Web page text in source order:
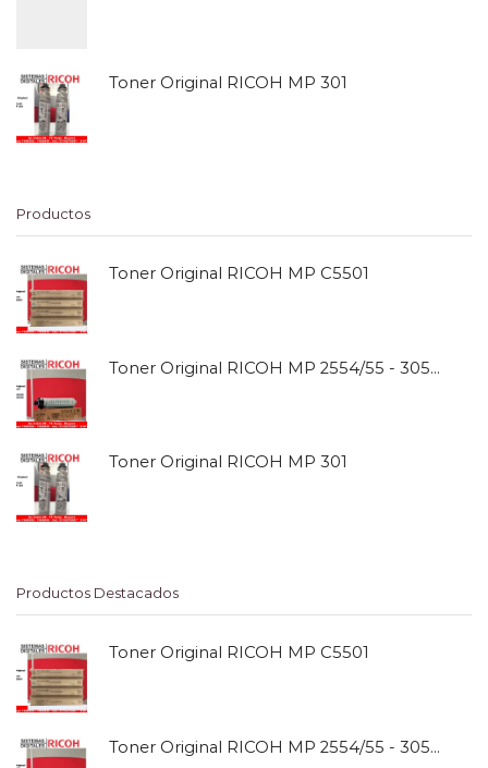
Toner Original RICOH MP 301
Productos
Toner Original RICOH MP C5501
Toner Original RICOH MP 2554/55 - 3054/55
Toner Original RICOH MP 301
Productos Destacados
Toner Original RICOH MP C5501
Toner Original RICOH MP 2554/55 - 3054/55